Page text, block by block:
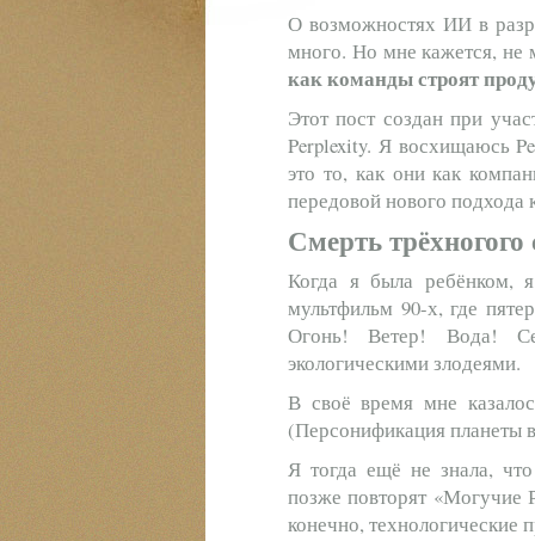
О возможностях ИИ в
много. Но мне кажется, не
как команды строят
Этот пост создан при
Perplexity. Я восхищаюсь
это то, как они как
передовой нового подхода
Смерть
Когда я была ребёнком,
мультфильм 90-х, где
Огонь! Ветер! Вода!
экологическими злодеями.
В своё время мне
(Персонификация планеты
Я тогда ещё не знала,
позже повторят
конечно,